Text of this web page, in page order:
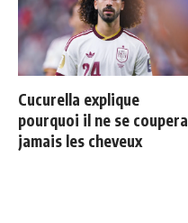
Cucurella explique
pourquoi il ne se coupera
jamais les cheveux